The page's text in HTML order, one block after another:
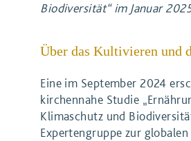
Biodiversität“ im Januar
Über das Kultivieren und
Eine im September 2024
kirchennahe Studie
Klimaschutz und
Expertengruppe zur